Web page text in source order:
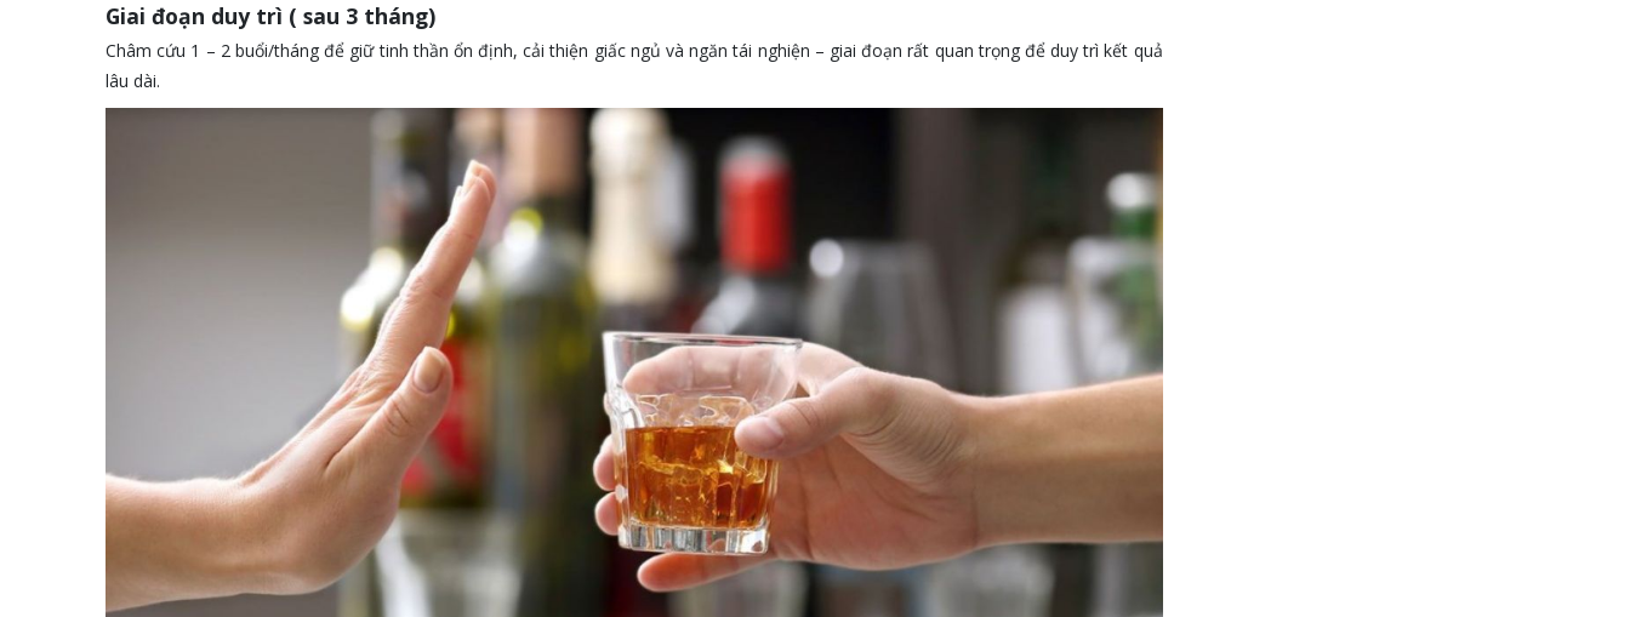
Giai đoạn duy trì ( sau 3 tháng)
Châm cứu 1 – 2 buổi/tháng để giữ tinh thần ổn định, cải thiện giấc ngủ và ngăn tái nghiện – giai đoạn rất quan trọng để duy trì kết quả
lâu dài.